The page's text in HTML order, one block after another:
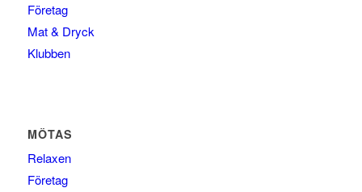
Företag
Mat & Dryck
Klubben
MÖTAS
Relaxen
Företag